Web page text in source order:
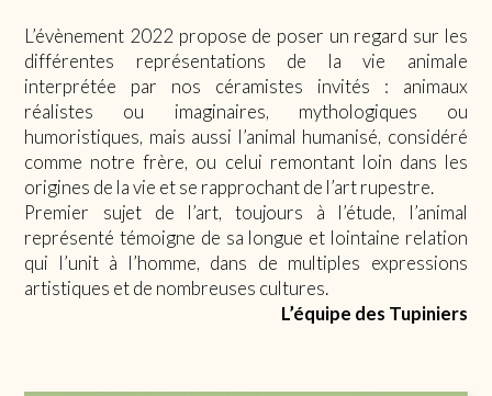
L’évènement 2022 propose de poser un regard sur les
différentes représentations de la vie animale
interprétée par nos céramistes invités : animaux
réalistes ou imaginaires, mythologiques ou
humoristiques, mais aussi l’animal humanisé, considéré
comme notre frère, ou celui remontant loin dans les
origines de la vie et se rapprochant de l’art rupestre.
Premier sujet de l’art, toujours à l’étude, l’animal
représenté témoigne de sa longue et lointaine relation
qui l’unit à l’homme, dans de multiples expressions
artistiques et de nombreuses cultures.
L’équipe des Tupiniers